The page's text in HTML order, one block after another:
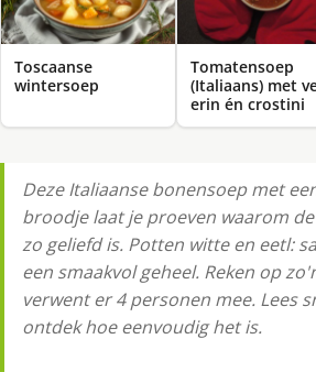
Toscaanse
wintersoep
Tomatensoep
(Italiaans) met
erin én crostini
Deze Italiaanse bonensoep met
broodje laat je proeven waarom
zo geliefd is. Potten witte en eetl:
een smaakvol geheel. Reken op
verwent er 4 personen mee. Lees
ontdek hoe eenvoudig het is.